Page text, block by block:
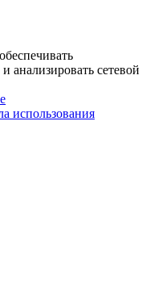
анализировать сетевой
использования